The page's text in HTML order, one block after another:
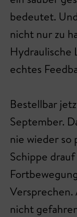
bedeutet.
nicht nur zu
Hydraulische
echtes
Bestellbar
September.
nie wieder so
Schippe
Versprechen.
nicht